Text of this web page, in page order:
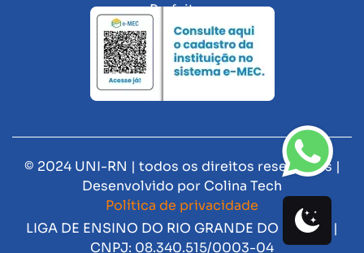
Prefeitura
© 2024 UNI-RN | todos os direitos reservados |
Desenvolvido por Colina Tech
Política de privacidade
LIGA DE ENSINO DO RIO GRANDE DO NORTE |
CNPJ: 08.340.515/0003-04